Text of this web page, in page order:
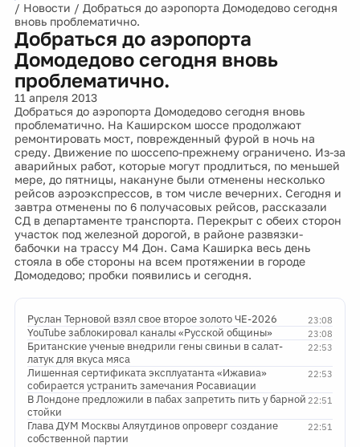
/ Новости / Добраться до аэропорта Домодедово сегодня
вновь проблематично.
Добраться до аэропорта
Домодедово сегодня вновь
проблематично.
11 апреля 2013
Добраться до аэропорта Домодедово сегодня вновь
проблематично. На Каширском шоссе продолжают
ремонтировать мост, поврежденный фурой в ночь на
среду. Движение по шоссепо-прежнему ограничено. Из-за
аварийных работ, которые могут продлиться, по меньшей
мере, до пятницы, накануне были отменены несколько
рейсов аэроэкспрессов, в том числе вечерних. Сегодня и
завтра отменены по 6 получасовых рейсов, рассказали
СД в департаменте транспорта. Перекрыт с обеих сторон
участок под железной дорогой, в районе развязки-
бабочки на трассу М4 Дон. Сама Каширка весь день
стояла в обе стороны на всем протяжении в городе
Домодедово; пробки появились и сегодня.
23:08
Руслан Терновой взял свое второе золото ЧЕ-2026
23:08
YouTube заблокировал каналы «Русской общины»
22:53
Британские ученые внедрили гены свиньи в салат-
латук для вкуса мяса
22:53
Лишенная сертификата эксплуатанта «Ижавиа»
собирается устранить замечания Росавиации
22:51
В Лондоне предложили в пабах запретить пить у барной
стойки
22:51
Глава ДУМ Москвы Аляутдинов опроверг создание
собственной партии